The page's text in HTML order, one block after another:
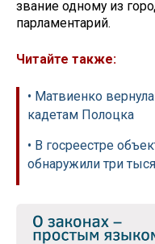
звание одному из
парламентарий.
Читайте также:
• Матвиенко
кадетам Полоцка
• В госреестре
обнаружили три